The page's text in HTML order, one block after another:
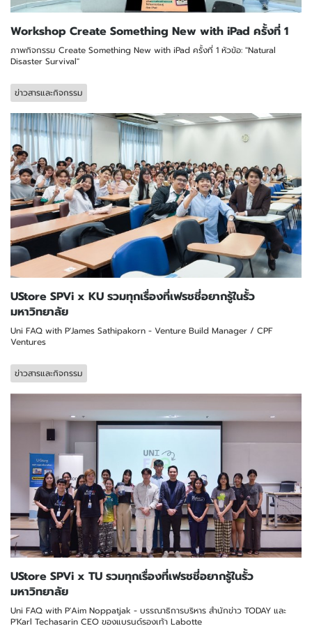
Workshop Create Something New with iPad ครั้งที่ 1
ภาพกิจกรรม Create Something New with iPad ครั้งที่ 1 หัวข้อ: "Natural
Disaster Survival"
ข่าวสารและกิจกรรม
UStore SPVi x KU รวมทุกเรื่องที่เฟรชชี่อยากรู้ในรั้ว
มหาวิทยาลัย
Uni FAQ with P'James Sathipakorn - Venture Build Manager / CPF
Ventures
ข่าวสารและกิจกรรม
UStore SPVi x TU รวมทุกเรื่องที่เฟรชชี่อยากรู้ในรั้ว
มหาวิทยาลัย
Uni FAQ with P'Aim Noppatjak - บรรณาธิการบริหาร สำนักข่าว TODAY และ
P'Karl Techasarin CEO ของแบรนด์รองเท้า Labotte